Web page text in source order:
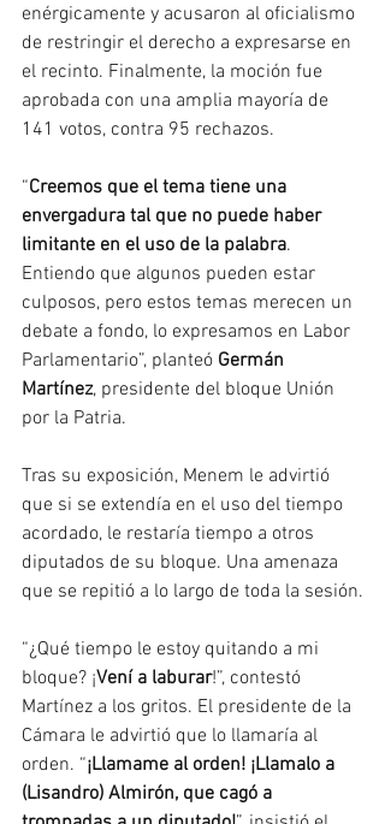
enérgicamente y acusaron al oficialismo
de restringir el derecho a expresarse en
el recinto. Finalmente, la moción fue
aprobada con una amplia mayoría de
141 votos, contra 95 rechazos.
“Creemos que el tema tiene una
envergadura tal que no puede haber
limitante en el uso de la palabra.
Entiendo que algunos pueden estar
culposos, pero estos temas merecen un
debate a fondo, lo expresamos en Labor
Parlamentario”, planteó Germán
Martínez, presidente del bloque Unión
por la Patria.
Tras su exposición, Menem le advirtió
que si se extendía en el uso del tiempo
acordado, le restaría tiempo a otros
diputados de su bloque. Una amenaza
que se repitió a lo largo de toda la sesión.
“¿Qué tiempo le estoy quitando a mi
bloque? ¡Vení a laburar!”, contestó
Martínez a los gritos. El presidente de la
Cámara le advirtió que lo llamaría al
orden. “¡Llamame al orden! ¡Llamalo a
(Lisandro) Almirón, que cagó a